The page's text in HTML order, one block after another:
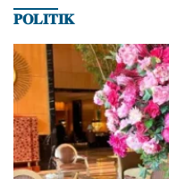
𝐏𝐎𝐋𝐈𝐓𝐈𝐊